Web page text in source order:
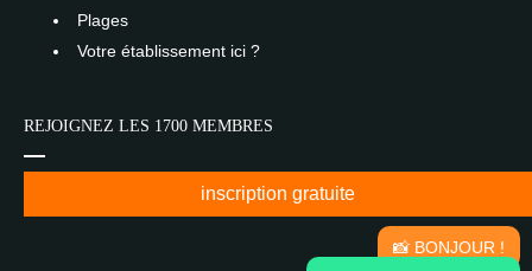
📸 BONJOUR !
Plages
Votre établissement ici ?
REJOIGNEZ LES 1700 MEMBRES
inscription gratuite